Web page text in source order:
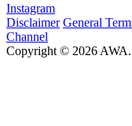
Instagram
Disclaimer General
Channel
Copyright © 2026